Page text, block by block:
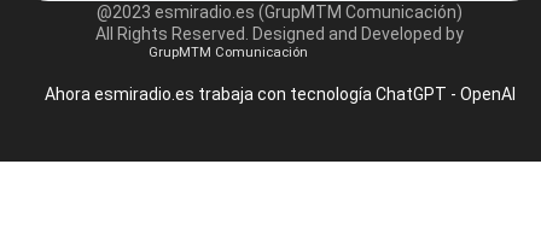
@2023 esmiradio.es (GrupMTM Comunicación)
All Rights Reserved. Designed and Developed by
GrupMTM Comunicación
Ahora esmiradio.es trabaja con tecnología ChatGPT - OpenAI